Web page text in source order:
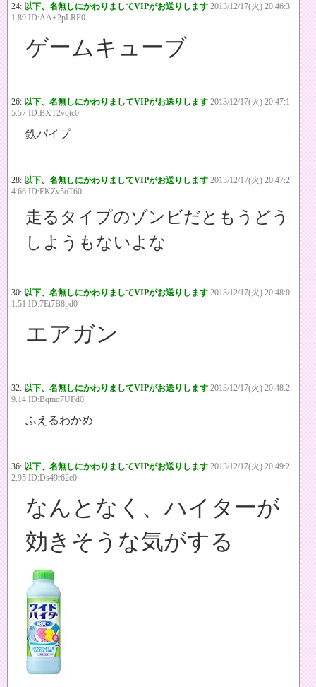
24: 以下、名無しにかわりましてVIPがお送りします 2013/12/17(火) 20:46:3
1.89 ID:AA+2pLRF0
ゲームキューブ
26: 以下、名無しにかわりましてVIPがお送りします 2013/12/17(火) 20:47:1
5.57 ID:BXT2vqtc0
鉄パイプ
28: 以下、名無しにかわりましてVIPがお送りします 2013/12/17(火) 20:47:2
4.66 ID:EKZv5oT60
走るタイプのゾンビだともうどう
しようもないよな
30: 以下、名無しにかわりましてVIPがお送りします 2013/12/17(火) 20:48:0
1.51 ID:7Et7B8pd0
エアガン
32: 以下、名無しにかわりましてVIPがお送りします 2013/12/17(火) 20:48:2
9.14 ID:Bqmq7UFd0
ふえるわかめ
36: 以下、名無しにかわりましてVIPがお送りします 2013/12/17(火) 20:49:2
2.95 ID:Ds49r62e0
なんとなく、ハイターが
効きそうな気がする